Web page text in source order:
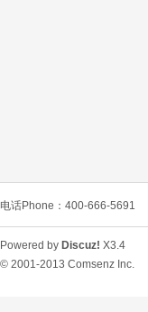
电话Phone：400-666-5691
Powered by Discuz! X3.4
© 2001-2013 Comsenz Inc.